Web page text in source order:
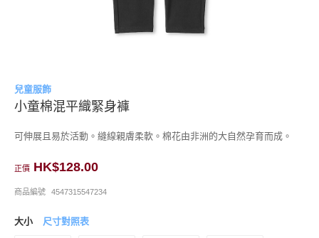
兒童服飾
小童棉混平織緊身褲
可伸展且易於活動。縫線親膚柔軟。棉花由非洲的大自然孕育而成。
正價 HK$128.00
商品編號 4547315547234
大小 尺寸對照表